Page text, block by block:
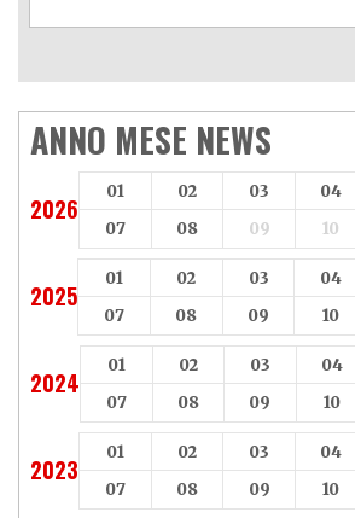
ANNO MESE NEWS
2026
01 02 03 04
07
08 09 10
2025
01 02 03 04
07
08 09 10
2024
01 02 03 04
07
08 09 10
2023
01 02 03 04
07
08 09 10